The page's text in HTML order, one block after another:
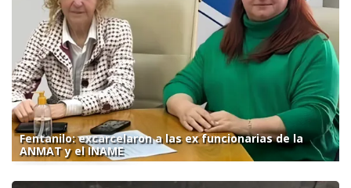
Fentanilo: excarcelaron a las ex funcionarias de la
ANMAT y el INAME